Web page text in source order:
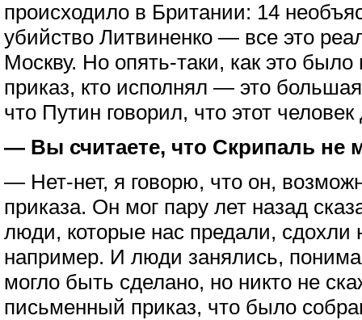
происходило в Британии: 14
убийство Литвиненко — все это
Москву. Но опять-таки, как это было
приказ, кто исполнял — это
что Путин говорил, что этот
— Вы считаете, что Скрипаль не
— Нет-нет, я говорю, что он,
приказа. Он мог пару лет назад
люди, которые нас предали, сдохли
например. И люди занялись,
могло быть сделано, но никто не
письменный приказ, что было